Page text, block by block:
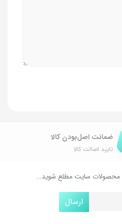
ضمانت اصل‌بودن کالا
تایید اصالت کالا
ارسال